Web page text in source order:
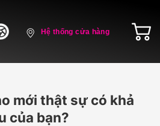
Hệ thống cửa hàng
mới thật sự có khả
của bạn?